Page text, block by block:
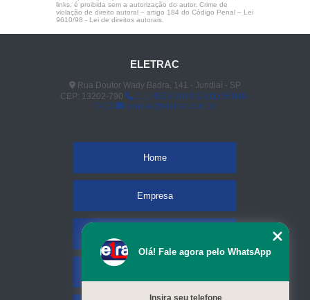
links, é proibida sem a autorização do autor. Crime de
violação de direito autoral – artigo 184 do Código Penal – Lei
9610/98 - Lei de direitos autorais.
ELETRAC
Rua Doutor Wady Badra, 141 - Jundiaí - SP
CEP: 13202-790
(11) 4523-3890
(11) 96848-
0413
vendas@eletrac.com.br
Home
Empresa
Olá! Fale agora pelo WhatsApp
Insira seu telefone